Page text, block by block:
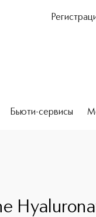
Бьюти-сервисы